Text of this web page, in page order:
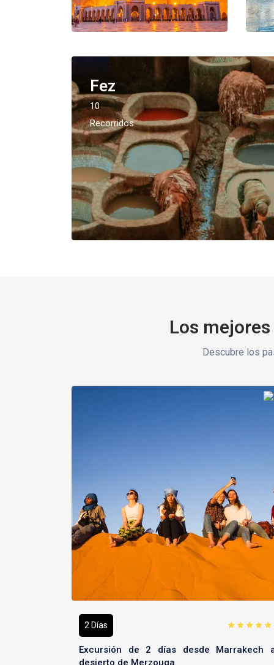
Fez
10
Recorridos
Los
Descubre los
2 Días
Excursión de 2 días desde Marrakech
desierto de Merzouga